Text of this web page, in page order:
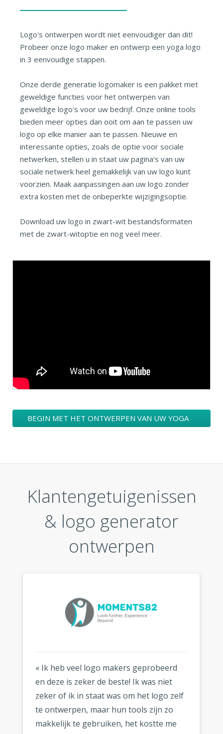
Logo's ontwerpen wordt niet eenvoudiger dan dit!
Probeer onze logo maker en ontwerp een yoga logo
in 3 eenvoudige stappen.
Onze derde generatie logomaker is een pakket met
geweldige functies voor het ontwerpen van
geweldige logo's voor uw bedrijf. Onze online tools
bieden meer opties dan ooit om aan te passen uw
logo op elke manier aan te passen. Nieuwe en
interessante opties, zoals de optie voor sociale
netwerken, stellen u in staat uw pagina's van uw
sociale netwerk heel gemakkelijk van uw logo kunt
voorzien. Maak aanpassingen aan uw logo zonder
extra kosten met de onbeperkte wijzigingsoptie.
Download uw logo in zwart-wit bestandsformaten
met de zwart-witoptie en nog veel meer.
BEGIN MET HET ONTWERPEN VAN UW YOGA
Klantengetuigenissen
& logo generator
ontwerpen
« Ik heb veel logo makers geprobeerd
en deze is zeker de beste! Ik was niet
zeker of ik in staat was om het logo zelf
te ontwerpen, maar hun tools zijn zo
makkelijk te gebruiken, het kostte me